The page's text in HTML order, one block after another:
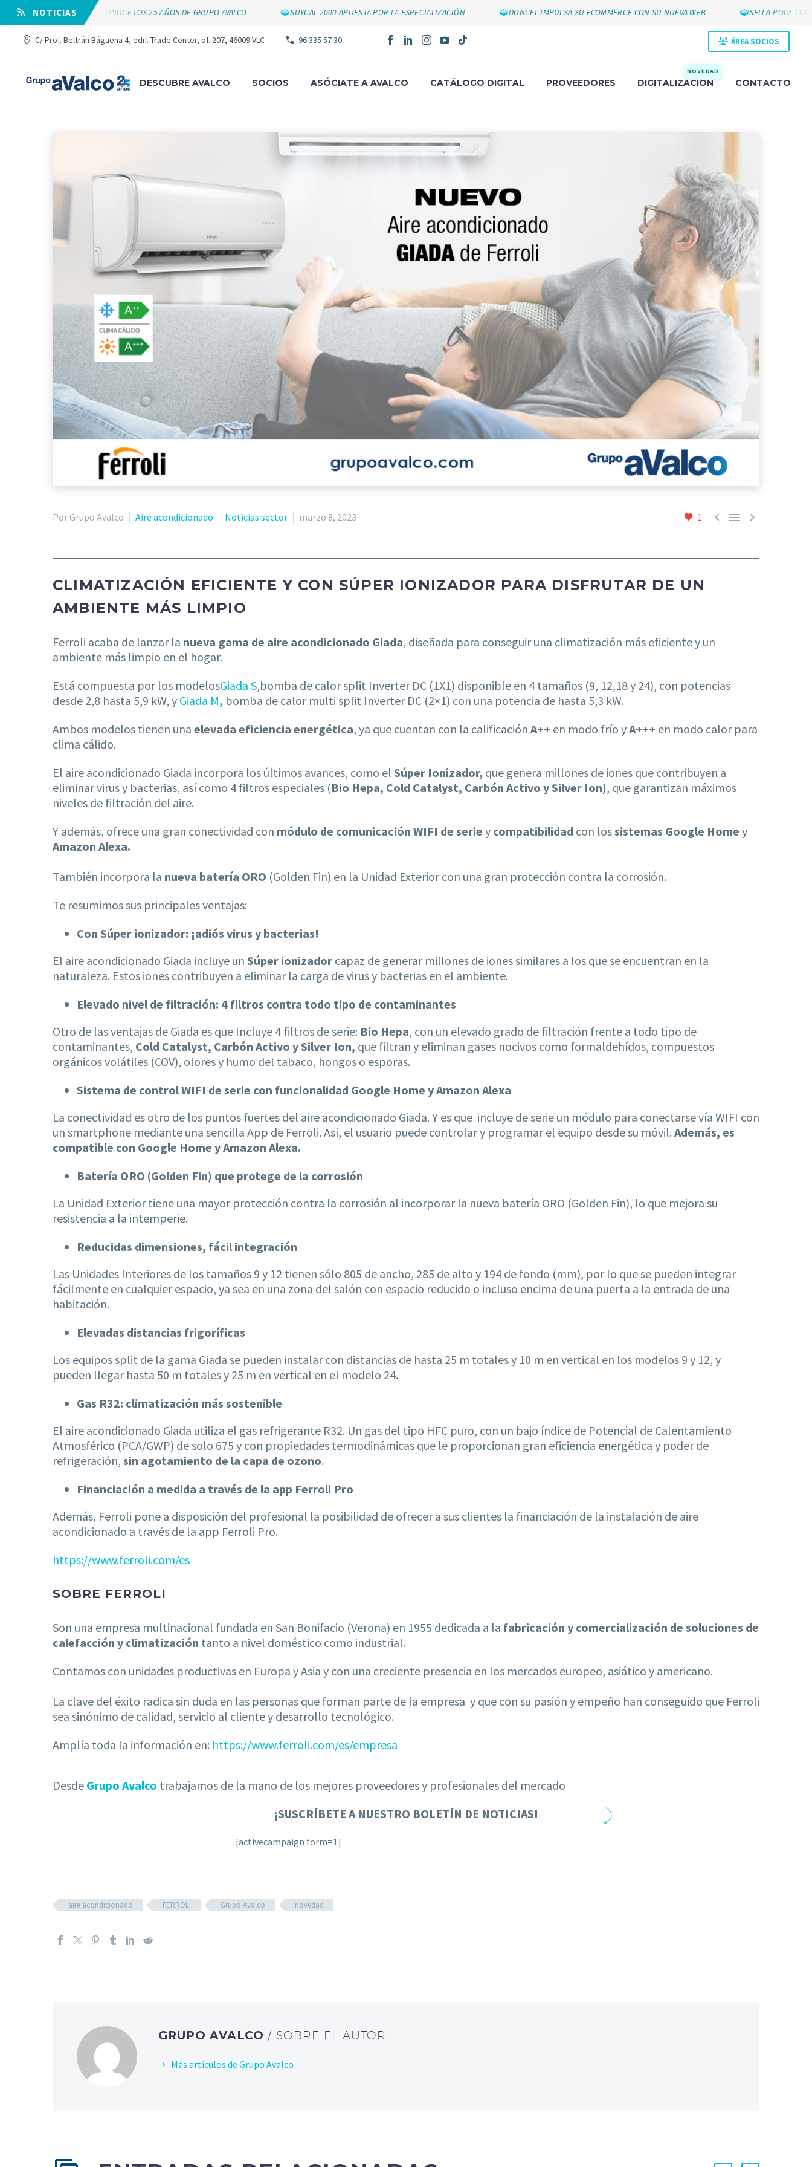
⠀NOTICIAS
VÁLVULAS ARCO RECONOCE LOS 25 AÑOS DE GRUPO AVALCO SUYCAL 2000 APUESTA POR LA ESPECIALIZACIÓN DONCEL IMPULSA SU ECOMMERCE CON SU NUEVA WEB SELLA-POOL COLLAK
C/ Prof. Beltrán Báguena 4, edif. Trade Center, of. 207, 46009 VLC 96 335 57 30 ÁREA SOCIOS
DESCUBRE AVALCO SOCIOS ASÓCIATE A AVALCO CATÁLOGO DIGITAL PROVEEDORES DIGITALIZACIÓN
NOVEDAD
CONTACTO
1   
Por Grupo Avalco Aire acondicionado Noticias sector marzo 8, 2023
CLIMATIZACIÓN EFICIENTE Y CON SÚPER IONIZADOR PARA DISFRUTAR DE UN
AMBIENTE MÁS LIMPIO
Ferroli acaba de lanzar la nueva gama de aire acondicionado Giada, diseñada para conseguir una climatización más eficiente y un
ambiente más limpio en el hogar.
Está compuesta por los modelosGiada S,bomba de calor split Inverter DC (1X1) disponible en 4 tamaños (9, 12,18 y 24), con potencias
desde 2,8 hasta 5,9 kW, y Giada M, bomba de calor multi split Inverter DC (2×1) con una potencia de hasta 5,3 kW.
Ambos modelos tienen una elevada eficiencia energética, ya que cuentan con la calificación A++ en modo frío yA+++ en modo calor para
clima cálido.
El aire acondicionado Giada incorpora los últimos avances, como el Súper Ionizador, que genera millones de iones que contribuyen a
eliminar virus y bacterias, así como 4 filtros especiales (Bio Hepa, Cold Catalyst, Carbón Activo y Silver Ion), que garantizan máximos
niveles de filtración del aire.
Y además, ofrece una gran conectividad con módulo de comunicación WIFI de serie y compatibilidad con lossistemas Google Home y
Amazon Alexa.
También incorpora la nueva batería ORO (Golden Fin) en la Unidad Exterior con una gran protección contra la corrosión.
Te resumimos sus principales ventajas:
Con Súper ionizador: ¡adiós virus y bacterias!
El aire acondicionado Giada incluye un Súper ionizador capaz de generar millones de iones similares a los que se encuentran en la
naturaleza. Estos iones contribuyen a eliminar la carga de virus y bacterias en el ambiente.
Elevado nivel de filtración: 4 filtros contra todo tipo de contaminantes
Otro de las ventajas de Giada es que Incluye 4 filtros de serie: Bio Hepa, con un elevado grado de filtración frente a todo tipo de
contaminantes, Cold Catalyst, Carbón Activo y Silver Ion, que filtran y eliminan gases nocivos como formaldehídos, compuestos
orgánicos volátiles (COV), olores y humo del tabaco, hongos o esporas.
Sistema de control WIFI de serie con funcionalidad Google Home y Amazon Alexa
La conectividad es otro de los puntos fuertes del aire acondicionado Giada. Y es que incluye de serie un módulo para conectarse vía WIFI con
un smartphone mediante una sencilla App de Ferroli. Así, el usuario puede controlar y programar el equipo desde su móvil. Además, es
compatible con Google Home y Amazon Alexa.
Batería ORO (Golden Fin) que protege de la corrosión
La Unidad Exterior tiene una mayor protección contra la corrosión al incorporar la nueva batería ORO (Golden Fin), lo que mejora su
resistencia a la intemperie.
Reducidas dimensiones, fácil integración
Las Unidades Interiores de los tamaños 9 y 12 tienen sólo 805 de ancho, 285 de alto y 194 de fondo (mm), por lo que se pueden integrar
fácilmente en cualquier espacio, ya sea en una zona del salón con espacio reducido o incluso encima de una puerta a la entrada de una
habitación.
Elevadas distancias frigoríficas
Los equipos split de la gama Giada se pueden instalar con distancias de hasta 25 m totales y 10 m en vertical en los modelos 9 y 12, y
pueden llegar hasta 50 m totales y 25 m en vertical en el modelo 24.
Gas R32: climatización más sostenible
El aire acondicionado Giada utiliza el gas refrigerante R32. Un gas del tipo HFC puro, con un bajo índice de Potencial de Calentamiento
Atmosférico (PCA/GWP) de solo 675 y con propiedades termodinámicas que le proporcionan gran eficiencia energética y poder de
refrigeración, sin agotamiento de la capa de ozono.
Financiación a medida a través de la app Ferroli Pro
Además, Ferroli pone a disposición del profesional la posibilidad de ofrecer a sus clientes la financiación de la instalación de aire
acondicionado a través de la app Ferroli Pro.
https://www.ferroli.com/es
SOBRE FERROLI
Son una empresa multinacional fundada en San Bonifacio (Verona) en 1955 dedicada a la fabricación y comercialización de soluciones de
calefacción y climatización tanto a nivel doméstico como industrial.
Contamos con unidades productivas en Europa y Asia y con una creciente presencia en los mercados europeo, asiático y americano.
La clave del éxito radica sin duda en las personas que forman parte de la empresa y que con su pasión y empeño han conseguido que Ferroli
sea sinónimo de calidad, servicio al cliente y desarrollo tecnológico.
Amplía toda la información en: https://www.ferroli.com/es/empresa
Desde Grupo Avalco trabajamos de la mano de los mejores proveedores y profesionales del mercado
¡SUSCRÍBETE A NUESTRO BOLETÍN DE NOTICIAS!
[activecampaign form=1]
aire acondicionado FERROLI Grupo Avalco novedad
GRUPO AVALCO/ SOBRE EL AUTOR
Más artículos de Grupo Avalco